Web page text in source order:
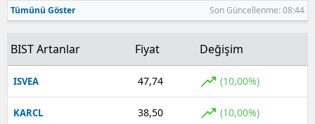
Tümünü Göster Son Güncellenme: 08:44
BIST Artanlar Fiyat Değişim
ISVEA 47,74 (10,00%)
KARCL 38,50 (10,00%)